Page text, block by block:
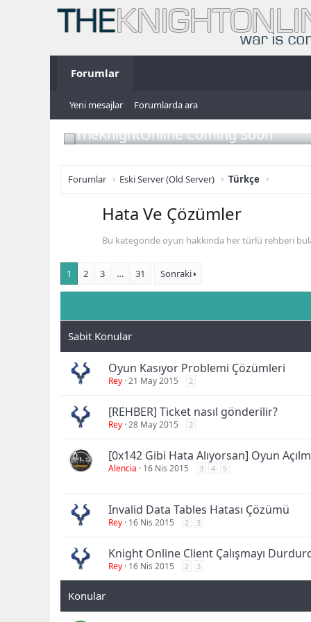
Forumlar
Yeni mesajlar Forumlarda ara
TheKnightOnline Coming Soon
Forumlar Eski Server (Old Server) Türkçe
Hata Ve Çözümler
Bu kategoride oyun hakkında her türlü rehberi
1 2 3 … 31 Sonraki
Oyun Kasıyor Problemi Çözümleri
Rey 21 May 2015 2
[REHBER] Ticket nasıl gönderilir?
Rey 28 May 2015 2
[0x142 Gibi Hata Alıyorsan] Oyun
Alencia 16 Nis 2015 3 4 5
Invalid Data Tables Hatası Çözümü
Rey 16 Nis 2015 2 3
Knight Online Client Çalışmayı
Rey 16 Nis 2015 2 3